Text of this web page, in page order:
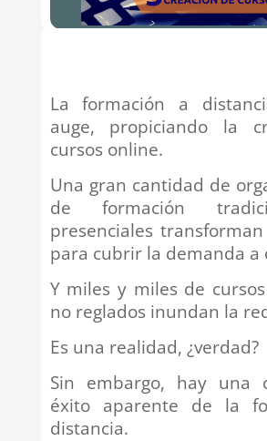
La formación a
auge, propiciando la
cursos online.
Una gran cantidad de
de formación
presenciales
para cubrir la demanda a
Y miles y miles de
no reglados inundan la
Es una realidad, ¿verdad?
Sin embargo, hay una
éxito aparente de la
distancia.